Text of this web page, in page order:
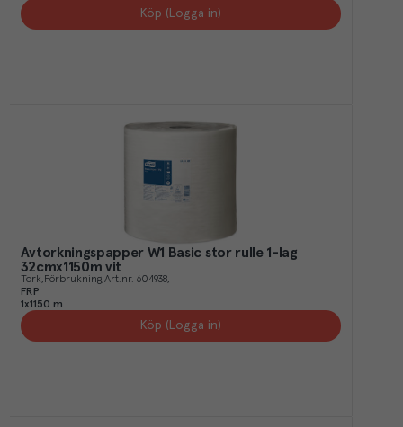
Köp (Logga in)
Avtorkningspapper W1 Basic stor rulle 1-lag
32cmx1150m vit
Tork Förbrukning Art.nr. 604938
FRP
1x1150 m
Köp (Logga in)